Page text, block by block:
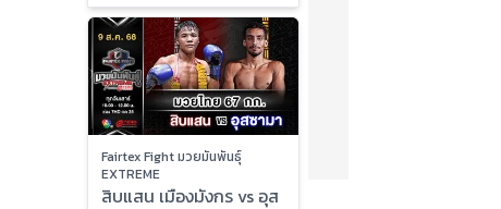
Fairtex Fight มวยมันพันธุ์
EXTREME
สิบแสน เมืองมังกร vs อุส